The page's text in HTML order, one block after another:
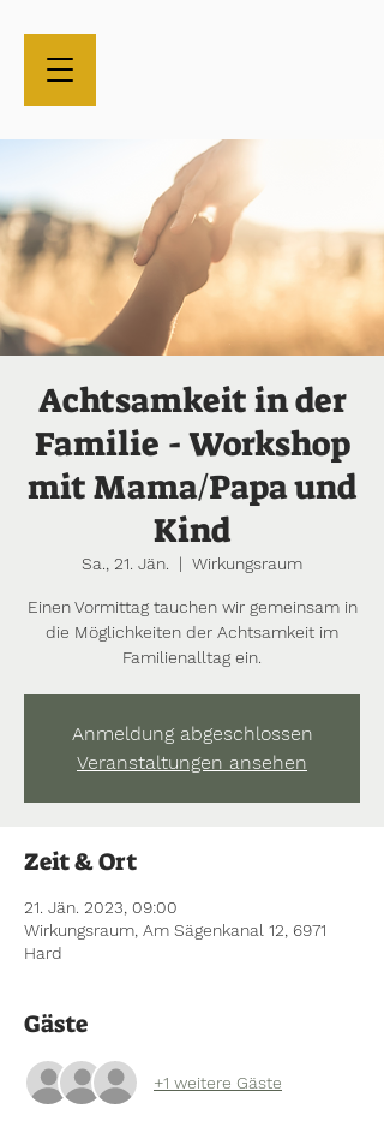
Achtsamkeit in der
Familie - Workshop
mit Mama/Papa und
Kind
Sa., 21. Jän.
  |
Wirkungsraum
Einen Vormittag tauchen wir gemeinsam in
die Möglichkeiten der Achtsamkeit im
Anmeldung abgeschlossen
Veranstaltungen ansehen
Zeit & Ort
21. Jän. 2023, 09:00
Wirkungsraum, Am Sägenkanal 12, 6971
Hard
Gäste
+1 weitere Gäste